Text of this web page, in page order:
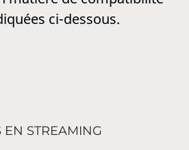
ci-dessous.
STREAMING